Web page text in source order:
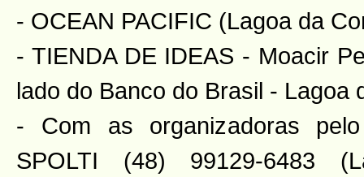
- OCEAN PACIFIC (Lagoa da
- TIENDA DE IDEAS - Moacir
lado do Banco do Brasil - Lagoa
- Com as organizadoras
SPOLTI (48) 99129-6483